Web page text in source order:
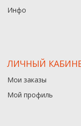
Инфо
ЛИЧНЫЙ
Мои заказы
Мой профиль